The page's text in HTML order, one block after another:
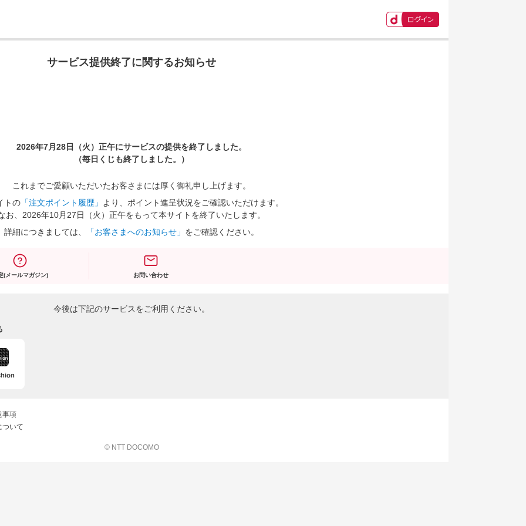
サービス提供終了に関するお知らせ
2026年7月28日（火）正午にサービスの提供を終了しました。
（毎日くじも終了しました。）
これまでご愛顧いただいたお客さまには厚く御礼申し上げます。
トの 「注文ポイント履歴」
より、ポイント進呈状況をご確認いただけます。
お、2026年10月27日（火）正午をもって本サイトを終了いたします。
詳細につきましては、
「お客さまへのお知らせ」 をご確認ください。
(メールマガジン) お問い合わせ
今後は下記のサービスをご利用ください。
事項
ついて
© NTT DOCOMO